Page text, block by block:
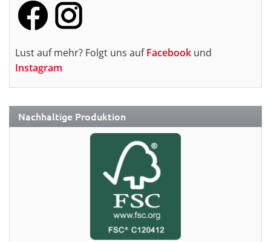
Lust auf mehr? Folgt uns aufFacebook und
Instagram
Nachhaltige Produktion